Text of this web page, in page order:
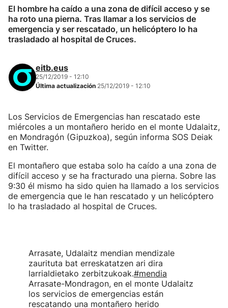
Eguraldia
El hombre ha caído a una zona de difícil acceso y se
ha roto una pierna. Tras llamar a los servicios de
emergencia y ser rescatado, un helicóptero lo ha
trasladado al hospital de Cruces.
eitb.eus
25/12/2019 - 12:10
Última actualización 25/12/2019 - 12:10
Los Servicios de Emergencias han rescatado este
miércoles a un montañero herido en el monte Udalaitz,
en Mondragón (Gipuzkoa), según informa SOS Deiak
en Twitter.
El montañero que estaba solo ha caído a una zona de
difícil acceso y se ha fracturado una pierna. Sobre las
9:30 él mismo ha sido quien ha llamado a los servicios
de emergencia que le han rescatado y un helicóptero
lo ha trasladado al hospital de Cruces.
Arrasate, Udalaitz mendian mendizale
zaurituta bat erreskatatzen ari dira
larrialdietako zerbitzukoak.#mendia
Arrasate-Mondragon, en el monte Udalaitz
los servicios de emergencias están
rescatando una montañero herido